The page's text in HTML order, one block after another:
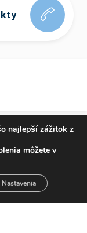
ČINNOSTI
najlepší zážitok z
môžete v
Nastavenia